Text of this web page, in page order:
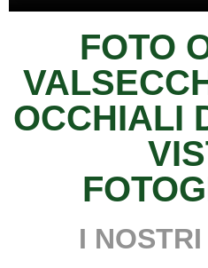
FOTO
OCCHIALI
I